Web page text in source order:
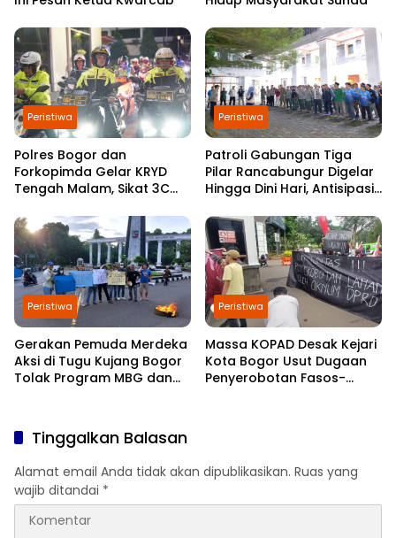
Peristiwa
Polres Bogor dan
Forkopimda Gelar KRYD
Tengah Malam, Sikat 3C
Kabupaten Bogor
Peristiwa
Patroli Gabungan Tiga
Pilar Rancabungur Digelar
Hingga Dini Hari, Antisipasi
Selama Ramadan
Peristiwa
Gerakan Pemuda Merdeka
Aksi di Tugu Kujang Bogor
Tolak Program MBG dan
Peristiwa
Massa KOPAD Desak Kejari
Kota Bogor Usut Dugaan
Penyerobotan Fasos-
Tinggalkan Balasan
Alamat email Anda tidak akan dipublikasikan. Ruas yang
wajib ditandai *